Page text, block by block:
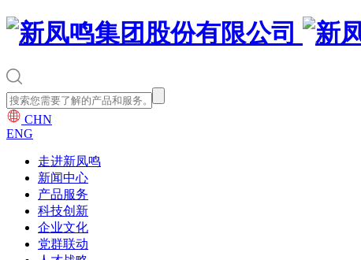
CHN
ENG
走进新凤鸣
新闻中心
产品服务
科技创新
企业文化
党群联动